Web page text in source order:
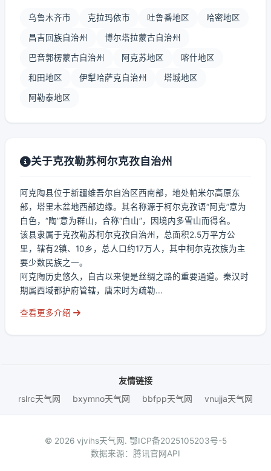
乌鲁木齐市 克拉玛依市 吐鲁番地区 哈密地区
昌吉回族自治州 博尔塔拉蒙古自治州
巴音郭楞蒙古自治州 阿克苏地区 喀什地区
和田地区 伊犁哈萨克自治州 塔城地区
阿勒泰地区
关于克孜勒苏柯尔克孜自治州
阿克陶县位于新疆维吾尔自治区西南部，地处帕米尔高原东
部，塔里木盆地西部边缘。其名称源于柯尔克孜语“阿克”意为
白色，“陶”意为群山，合称“白山”，因境内多雪山而得名。
该县隶属于克孜勒苏柯尔克孜自治州，总面积2.5万平方公
里，辖有2镇、10乡，总人口约17万人，其中柯尔克孜族为主
要少数民族之一。
阿克陶历史悠久，自古以来便是丝绸之路的重要通道。秦汉时
期属西域都护府管辖，唐宋时为疏勒...
查看更多介绍
友情链接
rslrc天气网
bxymno天气网 bbfpp天气网 vnujja天气网
© 2026 vjvihs天气网. 鄂ICP备2025105203号-5
数据来源：腾讯官网API